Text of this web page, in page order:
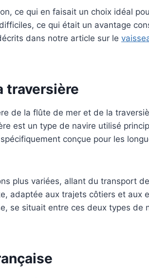
ce qui en faisait un choix idéal
ce qui était un avantage
dans notre article sur le
traversière
de la flûte de mer et de la
est un type de navire utilisé
conçue pour les
plus variées, allant du transport
adaptée aux trajets côtiers et aux
se situait entre ces deux types de